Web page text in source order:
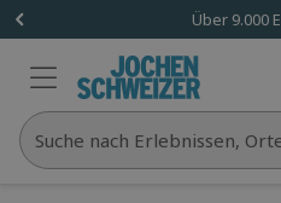
Über 9.000
Suche nach Erlebnissen,